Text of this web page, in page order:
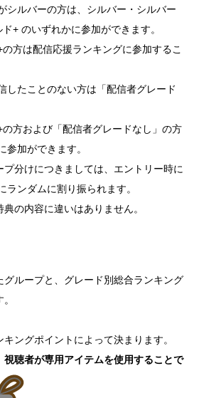
シルバーの方は、シルバー・シルバー
+ のいずれかに参加ができます。
方は配信応援ランキングに参加するこ
したことのない方は「配信者グレード
方および「配信者グレードなし」の方
参加ができます。
プ分けにつきましては、エントリー時に
ランダムに割り振られます。
の内容に違いはありません。
グループと、グレード別総合ランキング
ングポイントによって決まります。
視聴者が専用アイテムを使用することで